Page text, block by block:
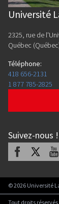
Université
2325, rue de
Québec
Téléphone:
418 656-2131
1 877 785-2825
Suivez-nous !
Facebook
©2026 Université
Tout droits réservés